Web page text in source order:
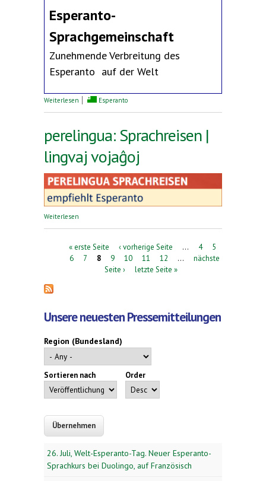
Esperanto-
Sprachgemeinschaft
Zunehmende Verbreitung des
Esperanto auf der Welt
Weiterlesen über Erklärung des Deutschen Esperanto-Bundes
Esperanto
perelingua: Sprachreisen |
lingvaj vojaĝoj
Weiterlesen
Seiten« erste Seite ‹ vorherige Seite … 4
5
6
7 8 9 10 11 12 …
nächste
Seite ›
letzte Seite »
Unsere neuesten Pressemitteilungen
Region (Bundesland)
Sortieren nach Order
26. Juli, Welt-Esperanto-Tag. Neuer Esperanto-
Sprachkurs bei Duolingo, auf Französisch